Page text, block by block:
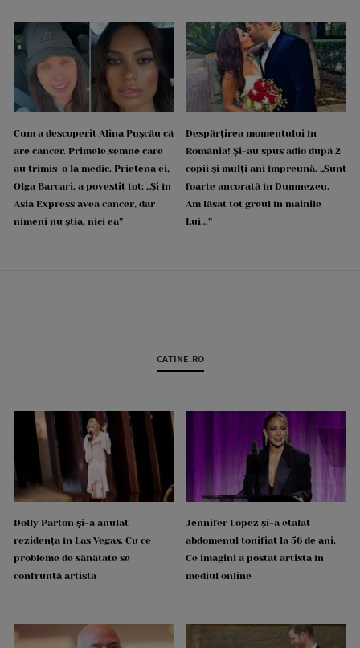
Cum a descoperit Alina Pușcău că
are cancer. Primele semne care
au trimis-o la medic. Prietena ei,
Olga Barcari, a povestit tot: „Și în
Asia Express avea cancer, dar
nimeni nu știa, nici ea”
Despărțirea momentului în
România! Și-au spus adio după 2
copii și mulți ani împreună. „Sunt
foarte ancorată în Dumnezeu.
Am lăsat tot greul în mâinile
Lui...”
CATINE.RO
Dolly Parton și-a anulat
rezidența în Las Vegas. Cu ce
probleme de sănătate se
confruntă artista
Jennifer Lopez și-a etalat
abdomenul tonifiat la 56 de ani.
Ce imagini a postat artista în
mediul online